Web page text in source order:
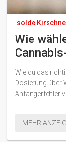
Isolde
Wie
Wie du das
Dosierung über
Anfängerfehler
Erfahrung hast.
MEHR